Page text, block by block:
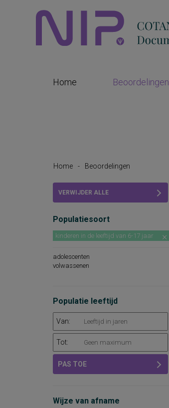
Home Beoordelingen
Home - Beoordelingen
VERWIJDER ALLE
Populatiesoort
kinderen in de leeftijd van 6-17 jaar
adolescenten
volwassenen
Populatie leeftijd
Van:
Tot:
PAS TOE
Wijze van afname